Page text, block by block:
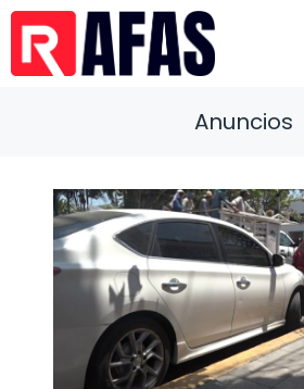
Saltar
contenido
Anuncios